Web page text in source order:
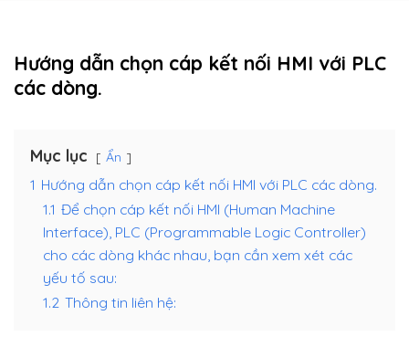
Hướng dẫn chọn cáp kết nối HMI với PLC
các dòng.
Mục lục Ẩn
1 Hướng dẫn chọn cáp kết nối HMI với PLC các dòng.
1.1 Để chọn cáp kết nối HMI (Human Machine
Interface), PLC (Programmable Logic Controller)
cho các dòng khác nhau, bạn cần xem xét các
yếu tố sau:
1.2 Thông tin liên hệ: